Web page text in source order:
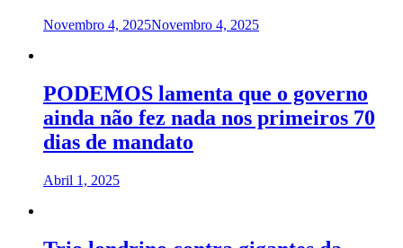
Novembro 4, 2025Novembro 4, 2025
PODEMOS lamenta que o governo
ainda não fez nada nos primeiros 70
dias de mandato
Abril 1, 2025